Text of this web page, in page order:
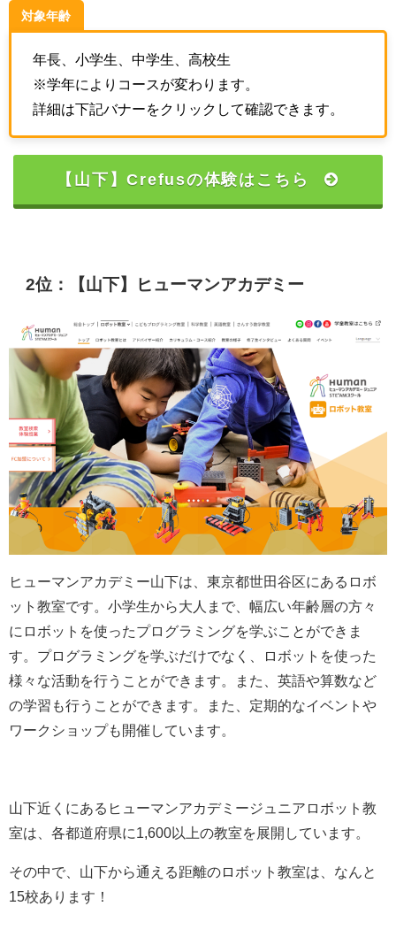
対象年齢
年長、小学生、中学生、高校生
※学年によりコースが変わります。
詳細は下記バナーをクリックして確認できます。
【山下】Crefusの体験はこちら
2位：【山下】ヒューマンアカデミー
ヒ ュ ーマンアカデミ ー山下は 東京都世田谷区にある ロ ボ
ット 教室です 小学生から大 人 ま で 幅広い年齢層の方々
に ロ ボット を使ったプロ グラ ミ ングを学 ぶ こ と ができ ま
す
プロ グラ ミ ングを学 ぶだけでな く ロ ボット を使った
様 々 な活動を行う こ と ができ ま す ま た 英語や算数など
の学習 も行う こ と ができ ま す ま た 定期的なイベン ト や
ワーク シ ョ ップも 開催 し てい ま す
山下近くにあるヒューマンアカデミージュニアロボット教
室は、各都道府県に1,600以上の教室を展開しています。
その中で、山下から通える距離のロボット教室は、なんと
15校あります！